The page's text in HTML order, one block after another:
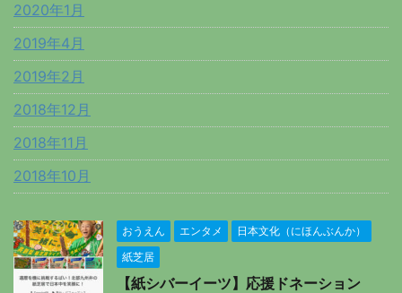
2020年1月
2019年4月
2019年2月
2018年12月
2018年11月
2018年10月
おうえん エンタメ
日本文化（にほんぶんか）
紙芝居
【紙シバーイーツ】応援ドネーション